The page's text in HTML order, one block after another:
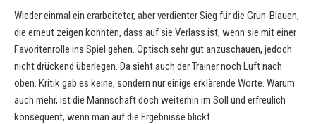
Wieder einmal ein erarbeiteter, aber verdienter Sieg für die Grün-Blauen,
die erneut zeigen konnten, dass auf sie Verlass ist, wenn sie mit einer
Favoritenrolle ins Spiel gehen. Optisch sehr gut anzuschauen, jedoch
nicht drückend überlegen. Da sieht auch der Trainer noch Luft nach
oben. Kritik gab es keine, sondern nur einige erklärende Worte. Warum
auch mehr, ist die Mannschaft doch weiterhin im Soll und erfreulich
konsequent, wenn man auf die Ergebnisse blickt.